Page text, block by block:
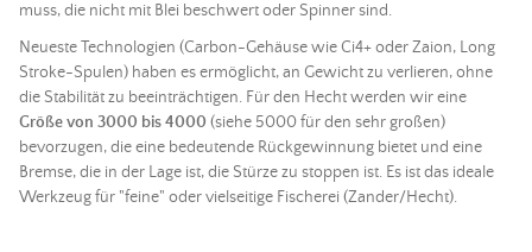
muss, die nicht mit Blei beschwert oder Spinner sind.
Neueste Technologien (Carbon-Gehäuse wie Ci4+ oder Zaion, Long
Stroke-Spulen) haben es ermöglicht, an Gewicht zu verlieren, ohne
die Stabilität zu beeinträchtigen. Für den Hecht werden wir eine
Größe von 3000 bis 4000 (siehe 5000 für den sehr großen)
bevorzugen, die eine bedeutende Rückgewinnung bietet und eine
Bremse, die in der Lage ist, die Stürze zu stoppen ist. Es ist das ideale
Werkzeug für "feine" oder vielseitige Fischerei (Zander/Hecht).